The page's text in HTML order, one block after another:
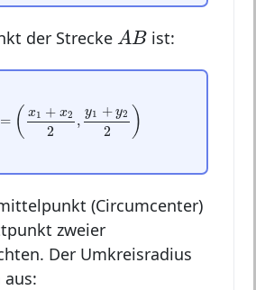
der Strecke AB
A B ist:
= ( x1 + x2
2
,
y1 + y2
2 )
=( 2
(Circumcenter)
zweier
Der Umkreisradius